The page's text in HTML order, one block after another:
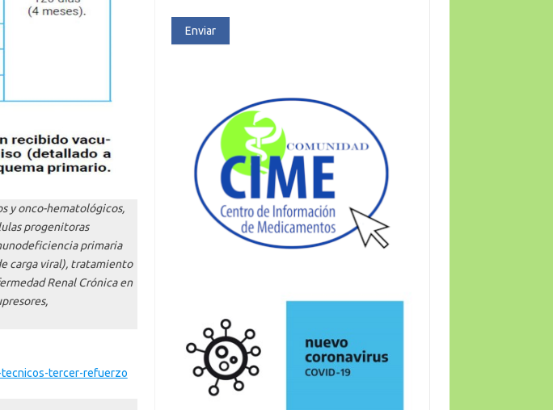
y onco-hematológicos,
progenitoras
primaria
carga viral), tratamiento
Renal Crónica en
tercer-refuerzo
Enviar